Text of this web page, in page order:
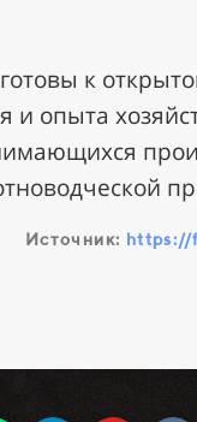
к
и опыта
Источник: https://